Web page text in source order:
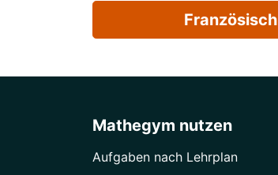
Französisch
Mathegym nutzen
Aufgaben nach Lehrplan